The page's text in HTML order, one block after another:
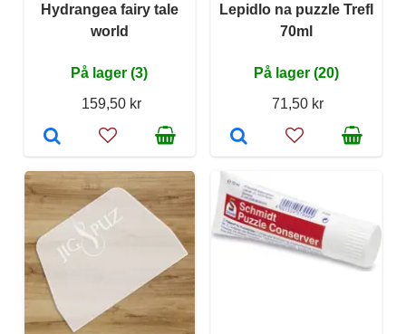
Hydrangea fairy tale
world
På lager (3)
159,50 kr
Lepidlo na puzzle Trefl
70ml
På lager (20)
71,50 kr